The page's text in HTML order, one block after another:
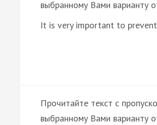
выбранному Вами варианту
It is very important to
Прочитайте текст с
выбранному Вами варианту